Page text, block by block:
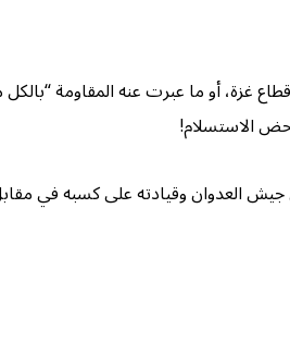
غزة، أو ما عبرت عنه المقاومة
الاستسلام!